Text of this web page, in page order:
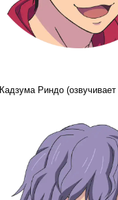
Кадзума Риндо (озвучивает